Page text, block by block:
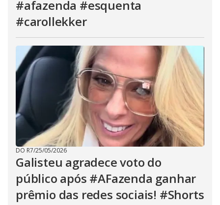
#afazenda #esquenta
#carollekker
DO R7/25/05/2026
Galisteu agradece voto do
público após #AFazenda ganhar
prêmio das redes sociais! #Shorts